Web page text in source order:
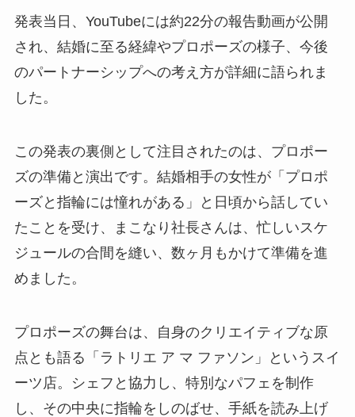
発表当日、YouTubeには約22分の報告動画が公開
され、結婚に至る経緯やプロポーズの様子、今後
のパートナーシップへの考え方が詳細に語られま
した。
この発表の裏側として注目されたのは、プロポー
ズの準備と演出です。結婚相手の女性が「プロポ
ーズと指輪には憧れがある」と日頃から話してい
たことを受け、まこなり社長さんは、忙しいスケ
ジュールの合間を縫い、数ヶ月もかけて準備を進
めました。
プロポーズの舞台は、自身のクリエイティブな原
点とも語る「ラトリエ ア マ ファソン」というスイ
ーツ店。シェフと協力し、特別なパフェを制作
し、その中央に指輪をしのばせ、手紙を読み上げ